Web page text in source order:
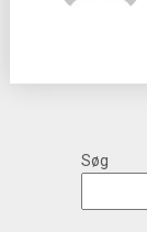
Søg